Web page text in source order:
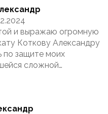
и выражаю огромную
Коткову Александру
по защите моих
сложной…